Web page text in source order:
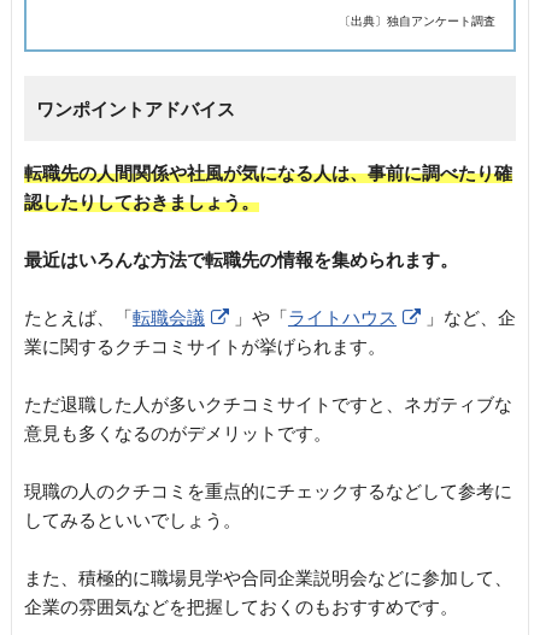
〔出典〕独自アンケート調査
ワンポイントアドバイス
転職先の人間関係や社風が気になる人は、事前に調べたり確
認したりしておきましょう。
最近はいろんな方法で転職先の情報を集められます。
たとえば、「転職会議 」や「ライトハウス
」など、企
業に関するクチコミサイトが挙げられます。
ただ退職した人が多いクチコミサイトですと、ネガティブな
意見も多くなるのがデメリットです。
現職の人のクチコミを重点的にチェックするなどして参考に
してみるといいでしょう。
また、積極的に職場見学や合同企業説明会などに参加して、
企業の雰囲気などを把握しておくのもおすすめです。